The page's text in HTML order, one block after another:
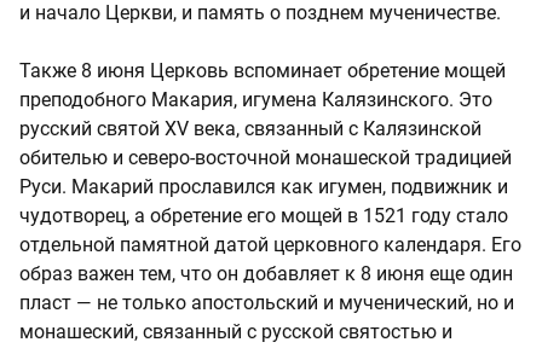
и начало Церкви, и память о позднем мученичестве.
Также 8 июня Церковь вспоминает обретение мощей
преподобного Макария, игумена Калязинского. Это
русский святой XV века, связанный с Калязинской
обителью и северо-восточной монашеской традицией
Руси. Макарий прославился как игумен, подвижник и
чудотворец, а обретение его мощей в 1521 году стало
отдельной памятной датой церковного календаря. Его
образ важен тем, что он добавляет к 8 июня еще один
пласт — не только апостольский и мученический, но и
монашеский, связанный с русской святостью и